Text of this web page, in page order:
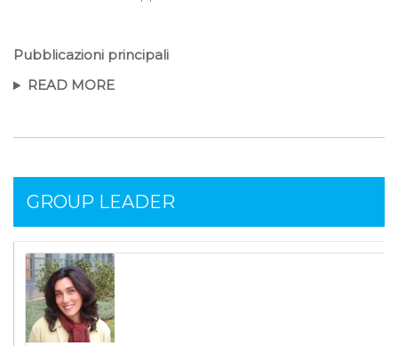
Pubblicazioni principali
READ MORE
GROUP LEADER